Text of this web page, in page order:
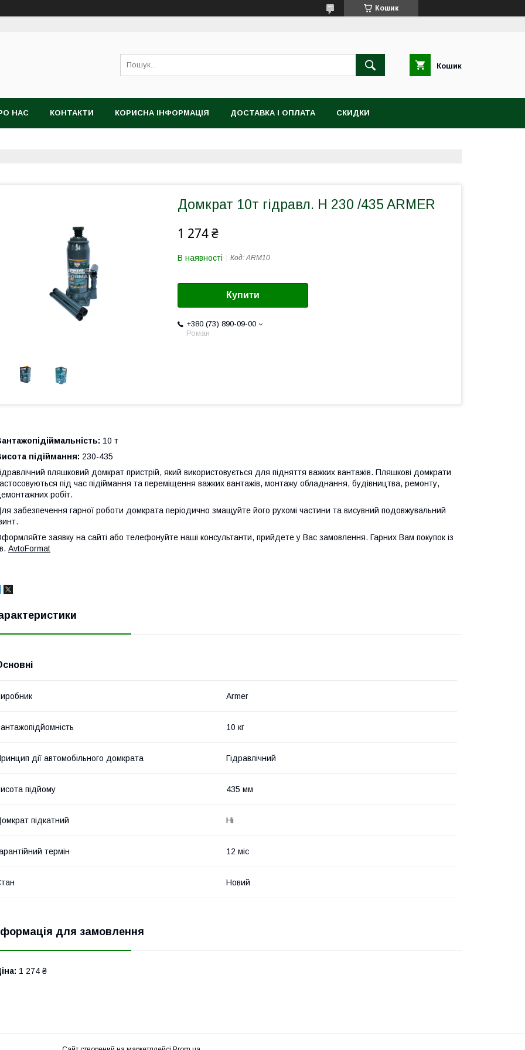
Кошик
Кошик
НАС КОНТАКТИ КОРИСНА ІНФОРМАЦІЯ ДОСТАВКА І ОПЛАТА СКИДКИ
Домкрат 10т гідравл. H 230 /435 ARMER
1 274 ₴
В наявності Код:ARM10
Купити
+380 (73) 890-09-00
Роман
10 т
підіймання: 230-435
пляшковий домкрат пристрій, який використовується для підняття важких вантажів. Пляшкові домкрати
під час підіймання та переміщення важких вантажів, монтажу обладнання, будівництва, ремонту,
робіт.
забезпечення гарної роботи домкрата періодично змащуйте його рухомі частини та висувний подовжувальний
заявку на сайті або телефонуйте наші консультанти, прийдете у Вас замовлення. Гарних Вам покупок із
AvtoFormat
Armer
10 кг
дії автомобільного домкрата Гідравлічний
підйому 435 мм
підкатний Ні
термін 12 міс
Новий
для замовлення
1 274 ₴